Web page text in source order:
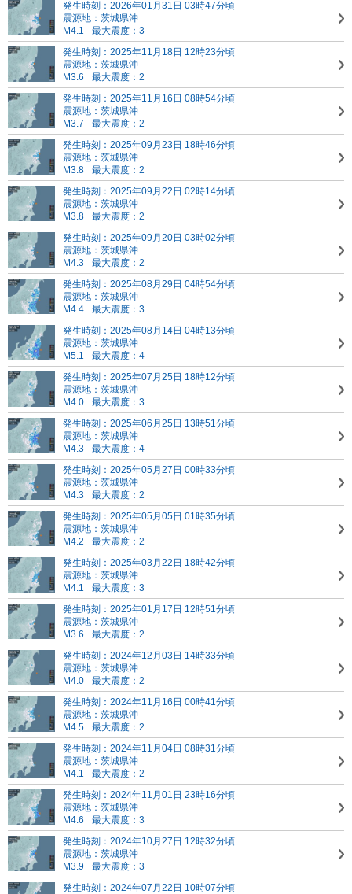
発生時刻：2026年01月31日 03時47分頃
震源地：茨城県沖
M4.1
最大震度：3
発生時刻：2025年11月18日 12時23分頃
震源地：茨城県沖
M3.6
最大震度：2
発生時刻：2025年11月16日 08時54分頃
震源地：茨城県沖
M3.7
最大震度：2
発生時刻：2025年09月23日 18時46分頃
震源地：茨城県沖
M3.8
最大震度：2
発生時刻：2025年09月22日 02時14分頃
震源地：茨城県沖
M3.8
最大震度：2
発生時刻：2025年09月20日 03時02分頃
震源地：茨城県沖
M4.3
最大震度：2
発生時刻：2025年08月29日 04時54分頃
震源地：茨城県沖
M4.4
最大震度：3
発生時刻：2025年08月14日 04時13分頃
震源地：茨城県沖
M5.1
最大震度：4
発生時刻：2025年07月25日 18時12分頃
震源地：茨城県沖
M4.0
最大震度：3
発生時刻：2025年06月25日 13時51分頃
震源地：茨城県沖
M4.3
最大震度：4
発生時刻：2025年05月27日 00時33分頃
震源地：茨城県沖
M4.3
最大震度：2
発生時刻：2025年05月05日 01時35分頃
震源地：茨城県沖
M4.2
最大震度：2
発生時刻：2025年03月22日 18時42分頃
震源地：茨城県沖
M4.1
最大震度：3
発生時刻：2025年01月17日 12時51分頃
震源地：茨城県沖
M3.6
最大震度：2
発生時刻：2024年12月03日 14時33分頃
震源地：茨城県沖
M4.0
最大震度：2
発生時刻：2024年11月16日 00時41分頃
震源地：茨城県沖
M4.5
最大震度：2
発生時刻：2024年11月04日 08時31分頃
震源地：茨城県沖
M4.1
最大震度：2
発生時刻：2024年11月01日 23時16分頃
震源地：茨城県沖
M4.6
最大震度：3
発生時刻：2024年10月27日 12時32分頃
震源地：茨城県沖
M3.9
最大震度：3
発生時刻：2024年07月22日 10時07分頃